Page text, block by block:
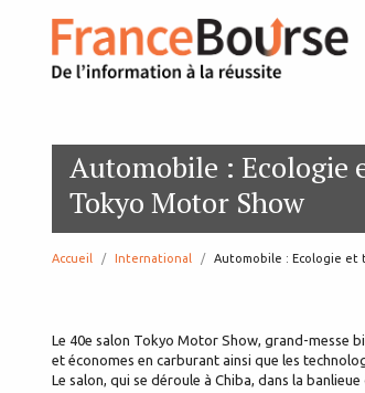
Automobile : Ecologie
Tokyo Motor Show
Accueil International page:
Automobile : Ecologie et
Le 40e salon Tokyo Motor Show, grand-messe
et économes en carburant ainsi que les
Le salon, qui se déroule à Chiba, dans la